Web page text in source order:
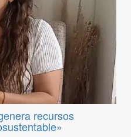
recursos